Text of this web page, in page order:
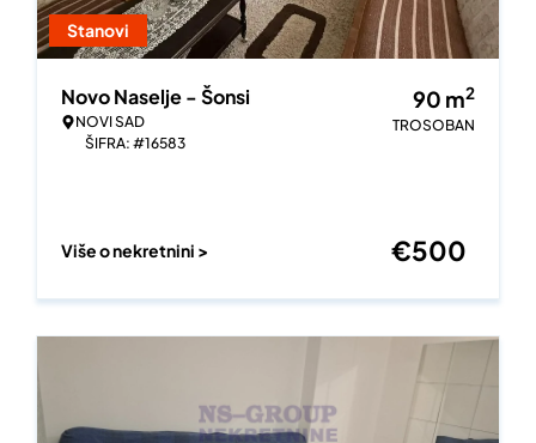
Stanovi
Novo Naselje - Šonsi
NOVI SAD
ŠIFRA: #16583
90 m2
TROSOBAN
Više o nekretnini > €500